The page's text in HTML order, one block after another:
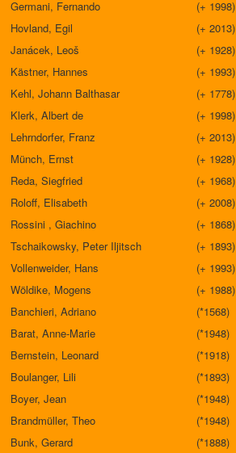
Germani, Fernando
(+ 1998)
Hovland, Egil
(+ 2013)
Janácek, Leoš
(+ 1928)
Kästner, Hannes
(+ 1993)
Kehl, Johann Balthasar
(+ 1778)
Klerk, Albert de
(+ 1998)
Lehrndorfer, Franz
(+ 2013)
Münch, Ernst
(+ 1928)
Reda, Siegfried
(+ 1968)
Roloff, Elisabeth
(+ 2008)
Rossini , Giachino
(+ 1868)
Tschaikowsky, Peter Iljitsch
(+ 1893)
Vollenweider, Hans
(+ 1993)
Wöldike, Mogens
(+ 1988)
Banchieri, Adriano
(*1568)
Barat, Anne-Marie
(*1948)
Bernstein, Leonard
(*1918)
Boulanger, Lili
(*1893)
Boyer, Jean
(*1948)
Brandmüller, Theo
(*1948)
Bunk, Gerard
(*1888)